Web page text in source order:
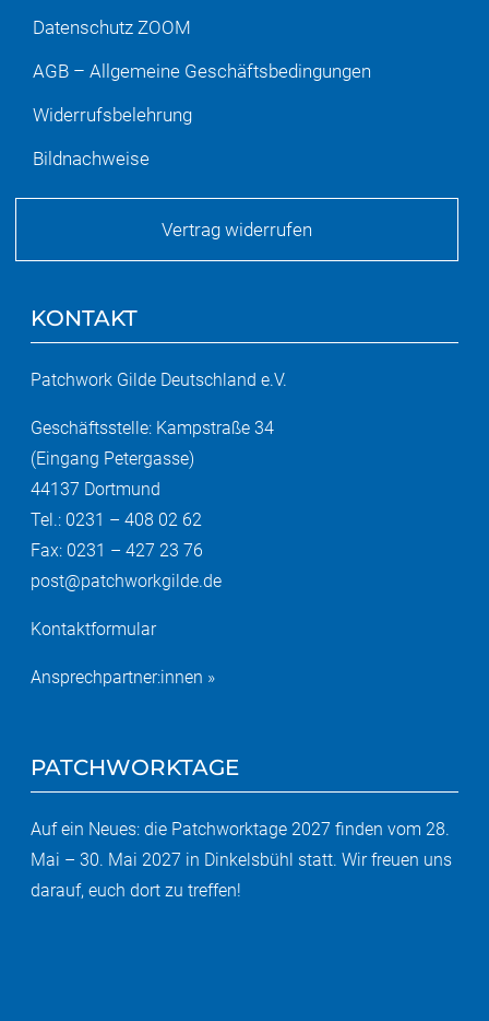
Datenschutz ZOOM
AGB – Allgemeine Geschäftsbedingungen
Widerrufsbelehrung
Bildnachweise
Vertrag widerrufen
KONTAKT
Patchwork Gilde Deutschland e.V.
Geschäftsstelle: Kampstraße 34
(Eingang Petergasse)
44137 Dortmund
Tel.: 0231 – 408 02 62
Fax: 0231 – 427 23 76
post@patchworkgilde.de
Kontaktformular
Ansprechpartner:innen »
PATCHWORKTAGE
Auf ein Neues: die Patchworktage 2027 finden vom 28.
Mai – 30. Mai 2027 in Dinkelsbühl statt. Wir freuen uns
darauf, euch dort zu treffen!